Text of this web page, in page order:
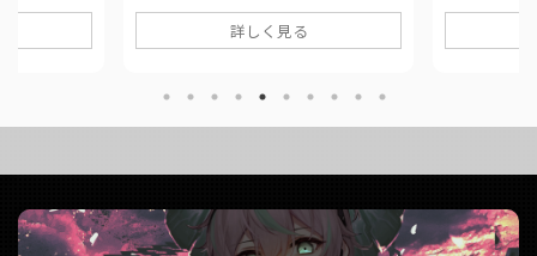
まとめてい
動画の情報や公式リンクをまとめてい
ます。 ■ 作品情報 Original絶望さん /
ちゃん (covered by.結城碧)
https://twitter.com/panda__aoi/stat
https://www.youtube.com/watch?
詳しく見る
を実感する
ク ギザバ怪
https://